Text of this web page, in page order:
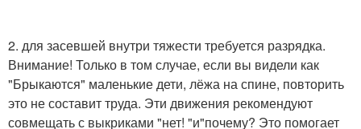
2. для засевшей внутри тяжести требуется разрядка.
Внимание! Только в том случае, если вы видели как
"Брыкаются" маленькие дети, лёжа на спине, повторить
это не составит труда. Эти движения рекомендуют
совмещать с выкриками "нет! "и"почему? Это помогает